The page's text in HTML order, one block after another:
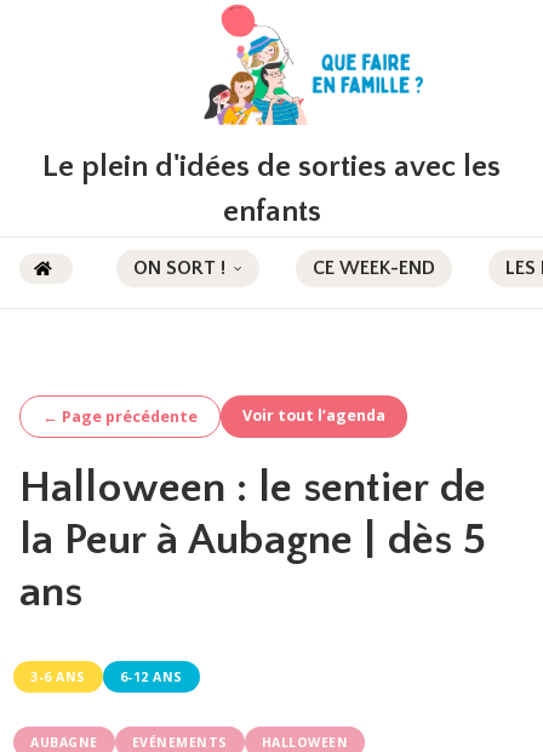
Le plein d'idées de sorties avec les
enfants
ON SORT ! CE WEEK-END LES
← Page précédente Voir tout l’agenda
Halloween : le sentier de
la Peur à Aubagne | dès 5
ans
3-6 ANS 6-12 ANS
AUBAGNE EVÉNEMENTS
HALLOWEEN